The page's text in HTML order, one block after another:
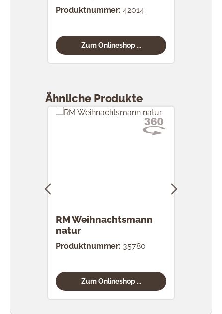
Produktnummer: 42014
Zum Onlineshop ...
Ähnliche Produkte
RM Weihnachtsmann
natur
Produktnummer: 35780
Zum Onlineshop ...